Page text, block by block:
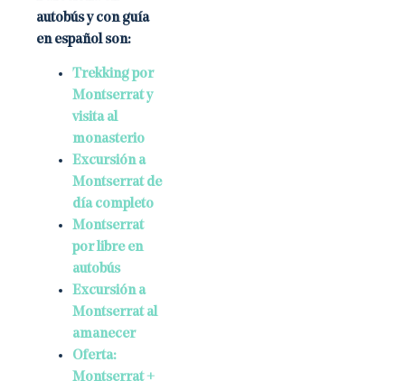
autobús y con guía
en español son:
Trekking por
Montserrat y
visita al
monasterio
Excursión a
Montserrat de
día completo
Montserrat
por libre en
autobús
Excursión a
Montserrat al
amanecer
Oferta:
Montserrat +